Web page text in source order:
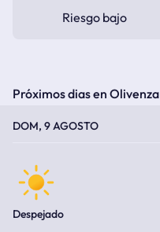
Riesgo bajo
Próximos dias en Olivenza
DOM, 9 AGOSTO
Despejado